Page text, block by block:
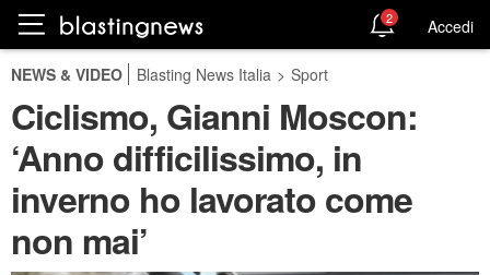
2 Accedi
NEWS & VIDEO Blasting News Italia > Sport
Ciclismo, Gianni Moscon:
‘Anno difficilissimo, in
inverno ho lavorato come
non mai’